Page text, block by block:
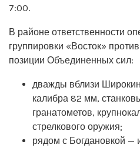
7:00.
В районе ответственности
группировки «Восток»
позиции Объединенных сил:
дважды вблизи
калибра 82 мм,
гранатометов,
стрелкового оружия;
рядом с Богдановкой —